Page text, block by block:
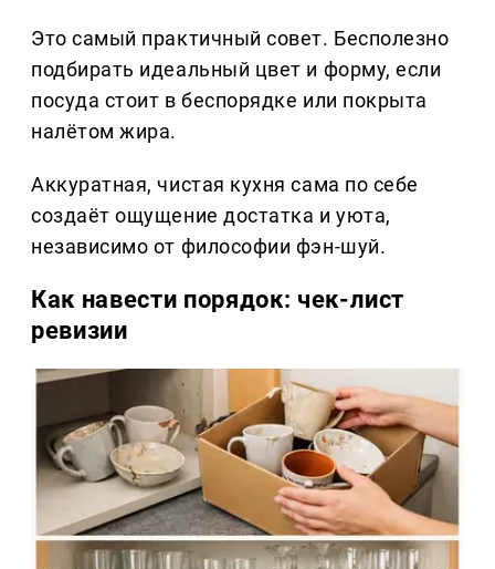
Это самый практичный совет. Бесполезно
подбирать идеальный цвет и форму, если
посуда стоит в беспорядке или покрыта
налётом жира.
Аккуратная, чистая кухня сама по себе
создаёт ощущение достатка и уюта,
независимо от философии фэн-шуй.
Как навести порядок: чек-лист
ревизии